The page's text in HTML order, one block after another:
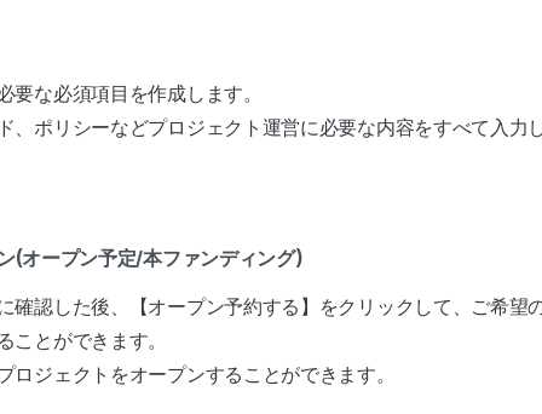
要な必須項目を作成します。
、ポリシーなどプロジェクト運営に必要な内容をすべて入力
(オープン予定/本ファンディング)
確認した後、【オープン予約する】をクリックして、ご希望
ことができます。
ロジェクトをオープンすることができます。